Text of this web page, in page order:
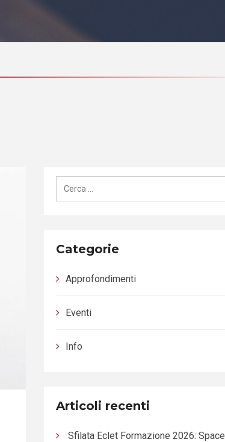
Ricerca
Categorie
Approfondimenti
Eventi
Info
Articoli recenti
Sfilata Eclet Formazione 2026: Space